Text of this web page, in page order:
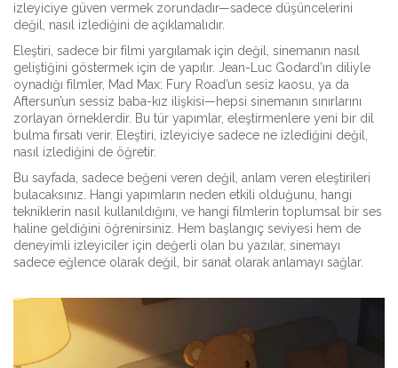
izleyiciye güven vermek zorundadır—sadece düşüncelerini
değil, nasıl izlediğini de açıklamalıdır.
Eleştiri, sadece bir filmi yargılamak için değil, sinemanın nasıl
geliştiğini göstermek için de yapılır. Jean-Luc Godard’ın diliyle
oynadığı filmler, Mad Max: Fury Road’un sesiz kaosu, ya da
Aftersun’un sessiz baba-kız ilişkisi—hepsi sinemanın sınırlarını
zorlayan örneklerdir. Bu tür yapımlar, eleştirmenlere yeni bir dil
bulma fırsatı verir. Eleştiri, izleyiciye sadece ne izlediğini değil,
nasıl izlediğini de öğretir.
Bu sayfada, sadece beğeni veren değil, anlam veren eleştirileri
bulacaksınız. Hangi yapımların neden etkili olduğunu, hangi
tekniklerin nasıl kullanıldığını, ve hangi filmlerin toplumsal bir ses
haline geldiğini öğrenirsiniz. Hem başlangıç seviyesi hem de
deneyimli izleyiciler için değerli olan bu yazılar, sinemayı
sadece eğlence olarak değil, bir sanat olarak anlamayı sağlar.